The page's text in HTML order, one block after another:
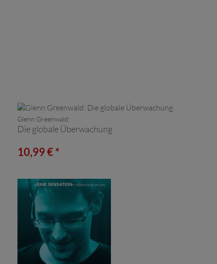
Glenn Greenwald:
Die globale Überwachung
10,99 € *